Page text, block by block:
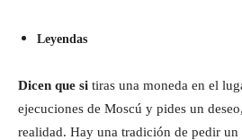
Leyendas
Dicen que si tiras una moneda en el
ejecuciones de Moscú y pides un
realidad. Hay una tradición de pedir un